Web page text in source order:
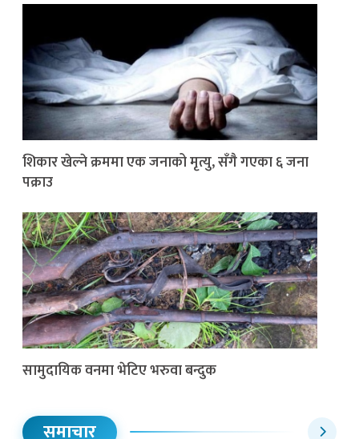
शिकार खेल्ने क्रममा एक जनाको मृत्यु, सँगै गएका ६ जना
पक्राउ
सामुदायिक वनमा भेटिए भरुवा बन्दुक
समाचार